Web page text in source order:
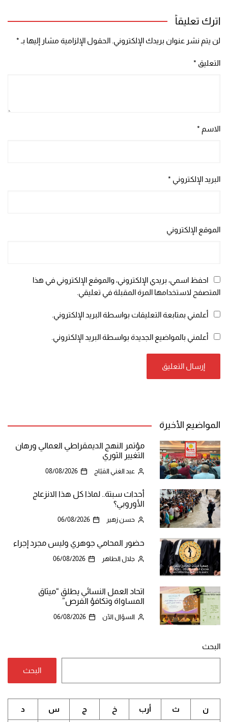
اترك تعليقاً
لن يتم نشر عنوان بريدك الإلكتروني. الحقول الإلزامية مشار إليها بـ *
التعليق *
الاسم *
البريد الإلكتروني *
الموقع الإلكتروني
احفظ اسمي، بريدي الإلكتروني، والموقع الإلكتروني في هذا
المتصفح لاستخدامها المرة المقبلة في تعليقي.
أعلمني بمتابعة التعليقات بواسطة البريد الإلكتروني.
أعلمني بالمواضيع الجديدة بواسطة البريد الإلكتروني.
المواضيع الأخيرة
مؤتمر النهج الديمقراطي العمالي ورهان
التغيير الثوري
عبد الغني القبّاج 08/08/2026
أحداث سبتة.. لماذا كل هذا الانزعاج
الأوروبي؟
حسن زهير 06/08/2026
حضور المحامي جوهري وليس مجرد إجراء
جلال الطاهر 06/08/2026
اتحاد العمل النسائي يطلق “ميثاق
المساواة وتكافؤ الفرص”
السؤال الآن 06/08/2026
البحث
البحث
ن ث أرب خ ج س د